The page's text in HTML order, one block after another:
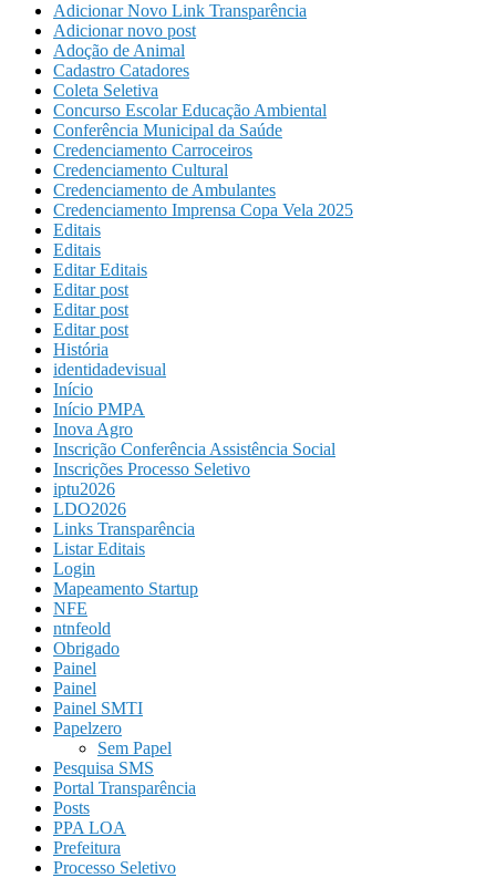
Adicionar Novo Link Transparência
Adicionar novo post
Adoção de Animal
Cadastro Catadores
Coleta Seletiva
Concurso Escolar Educação Ambiental
Conferência Municipal da Saúde
Credenciamento Carroceiros
Credenciamento Cultural
Credenciamento de Ambulantes
Credenciamento Imprensa Copa Vela 2025
Editais
Editais
Editar Editais
Editar post
Editar post
Editar post
História
identidadevisual
Início
Início PMPA
Inova Agro
Inscrição Conferência Assistência Social
Inscrições Processo Seletivo
iptu2026
LDO2026
Links Transparência
Listar Editais
Login
Mapeamento Startup
NFE
ntnfeold
Obrigado
Painel
Painel
Painel SMTI
Papelzero
Sem Papel
Pesquisa SMS
Portal Transparência
Posts
PPA LOA
Prefeitura
Processo Seletivo